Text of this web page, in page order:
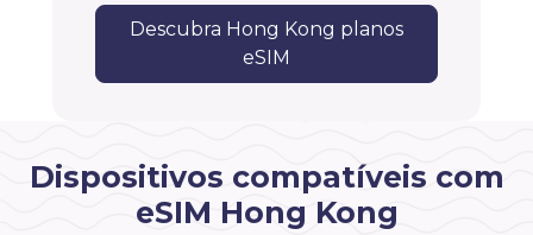
Descubra Hong Kong planos
eSIM
Dispositivos compatíveis com
eSIM Hong Kong